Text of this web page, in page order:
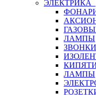
ЭЛЕКТРИКА
ЛАМПЫ
ЗВОНКИ
ЛАМПЫ